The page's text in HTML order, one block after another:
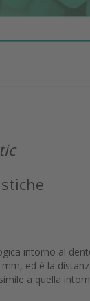
intorno al
ed è la
a quella